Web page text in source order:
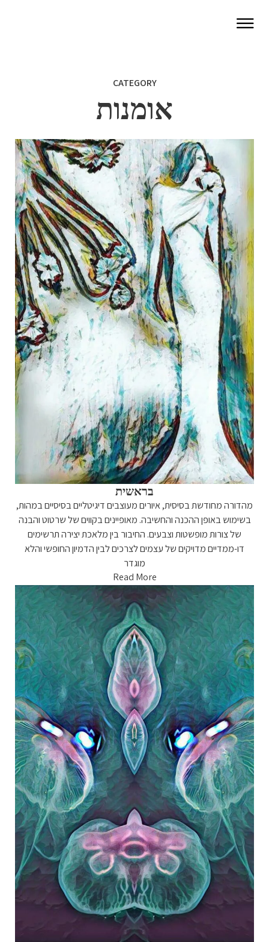
CATEGORY
אומנות
בראשית
מהדורה מחודשת בסיסית, איורים מעוצבים דיגיטליים בסיסיים במהות,
בשימוש באופן ההכנה והחשיבה. מאופיינים בקווים של שרטוט והבנה
של צורות מופשטות וצבעים. החיבור בין מלאכת יצירה תרשימים
דו-ממדיים מדויקים של עצמים לצרכים לבין הדמיון החופשי והלא
מוגדר
Read More